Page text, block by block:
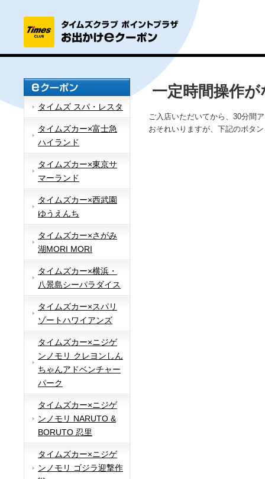
タイムズ スパ・レスタ
タイムズカー×富士急
ハイランド
タイムズカー×東京サ
マーランド
タイムズカー×西武園
ゆうえんち
タイムズカー×さがみ
湖MORI MORI
タイムズカー×横浜・
八景島シーパラダイス
タイムズカー×スパリ
ゾートハワイアンズ
タイムズカー×ニジゲ
ンノモリ クレヨンしん
ちゃんアドベンチャー
パーク
タイムズカー×ニジゲ
ンノモリ NARUTO &
BORUTO 忍里
タイムズカー×ニジゲ
ンノモリ ゴジラ迎撃作
一定時間操作
ご入店いただいてから、30分間
おそれいりますが、下記のボタ